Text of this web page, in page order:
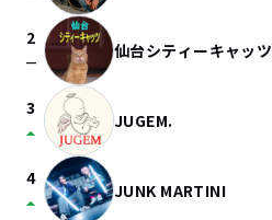
2
check_indeterminate_small 仙台シティーキャッツ
3
arrow_drop_up JUGEM.
4
arrow_drop_up JUNK MARTINI